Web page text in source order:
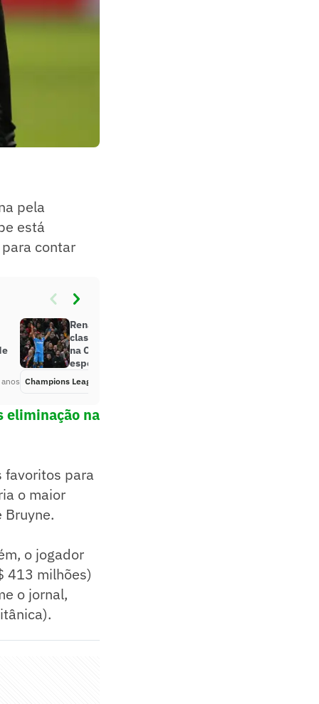
pela
está
contar
Renan Lodi celebra gol e
classificação do Atlético de Madrid
na Champions: ‘É uma noite
especial’
Champions League
eliminação na
favoritos para
o maior
Bruyne.
o jogador
413 milhões)
o jornal,